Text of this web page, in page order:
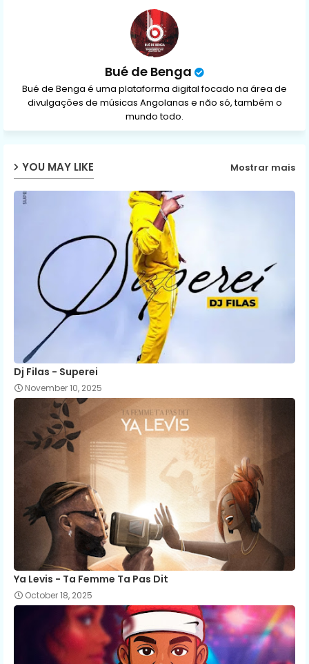
Bué de Benga
Bué de Benga é uma plataforma digital focado na área de
divulgações de músicas Angolanas e não só, também o
mundo todo.
YOU MAY LIKE Mostrar mais
Dj Filas - Superei
November 10, 2025
Ya Levis - Ta Femme Ta Pas Dit
October 18, 2025